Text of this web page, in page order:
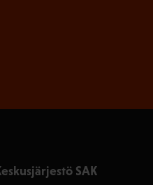
SAK